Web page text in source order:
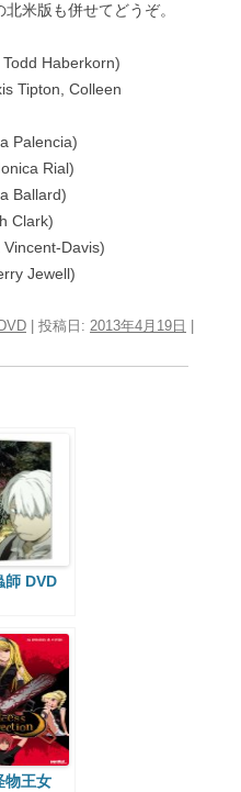
米版も併せてどうぞ。
Haberkorn)
Tipton, Colleen
Palencia)
Rial)
Ballard)
Clark)
Davis)
Jewell)
| 投稿日: 2013年4月19日
師 DVD
物王女